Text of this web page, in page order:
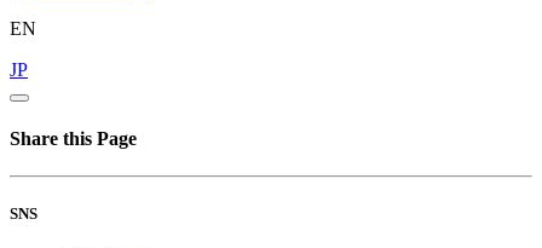
EN
JP
Share this Page
SNS